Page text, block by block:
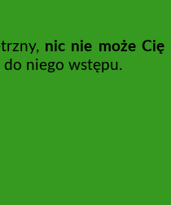
nic nie może Cię
do niego wstępu.